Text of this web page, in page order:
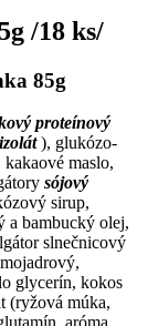
/18 ks/
85g
proteínový
), glukózo-
maslo,
sójový
sirup,
a bambucký olej,
slnečnicový
glycerín, kokos
(ryžová múka,